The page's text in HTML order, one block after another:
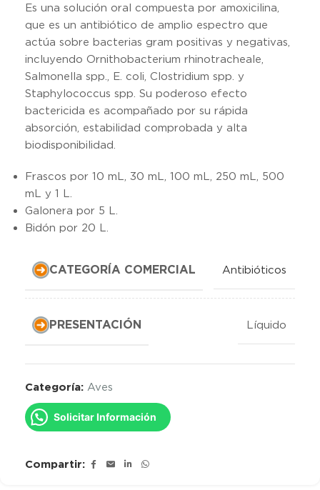
Es una solución oral compuesta por amoxicilina,
que es un antibiótico de amplio espectro que
actúa sobre bacterias gram positivas y negativas,
incluyendo Ornithobacterium rhinotracheale,
Salmonella spp., E. coli, Clostridium spp. y
Staphylococcus spp. Su poderoso efecto
bactericida es acompañado por su rápida
absorción, estabilidad comprobada y alta
biodisponibilidad.
Frascos por 10 mL, 30 mL, 100 mL, 250 mL, 500
mL y 1 L.
Galonera por 5 L.
Bidón por 20 L.
CATEGORÍA COMERCIAL Antibióticos
PRESENTACIÓN Líquido
Categoría: Aves
Solicitar Información
Compartir: